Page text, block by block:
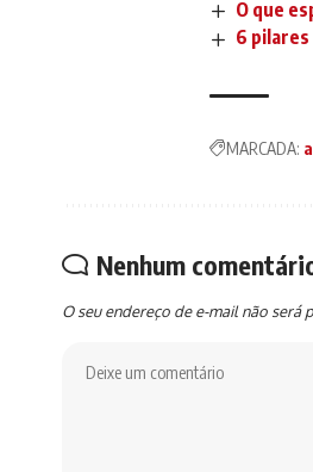
O que
6
MARCADA:
Nenhum
O seu endereço de e-mail não será